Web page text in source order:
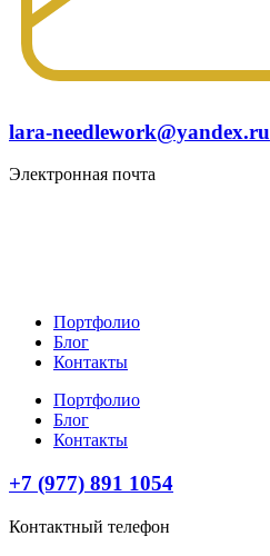
lara-needlework@yandex.ru
Электронная почта
Портфолио
Блог
Контакты
Портфолио
Блог
Контакты
+7 (977) 891 1054
Контактный телефон